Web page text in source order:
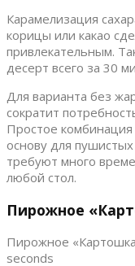
Карамелизация
корицы или какао
привлекательным.
десерт всего за 30
Для варианта без
сократит
Простое комбинация
основу для
требуют много
любой стол.
Пирожное
Пирожное
seconds